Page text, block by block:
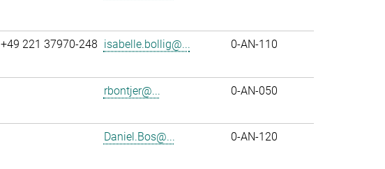
+49 221 37970-248 isabelle.bollig@... 0-AN-110
rbontjer@... 0-AN-050
Daniel.Bos@... 0-AN-120